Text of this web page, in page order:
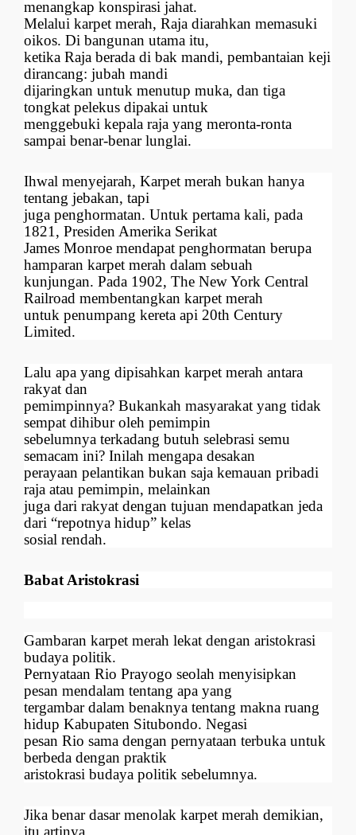
menangkap konspirasi jahat.
Melalui karpet merah, Raja diarahkan memasuki
oikos. Di bangunan utama itu,
ketika Raja berada di bak mandi, pembantaian keji
dirancang: jubah mandi
dijaringkan untuk menutup muka, dan tiga
tongkat pelekus dipakai untuk
menggebuki kepala raja yang meronta-ronta
sampai benar-benar lunglai.
Ihwal menyejarah, Karpet merah bukan hanya
tentang jebakan, tapi
juga penghormatan. Untuk pertama kali, pada
1821, Presiden Amerika Serikat
James Monroe mendapat penghormatan berupa
hamparan karpet merah dalam sebuah
kunjungan. Pada 1902, The New York Central
Railroad membentangkan karpet merah
untuk penumpang kereta api 20th Century
Limited.
Lalu apa yang dipisahkan karpet merah antara
rakyat dan
pemimpinnya? Bukankah masyarakat yang tidak
sempat dihibur oleh pemimpin
sebelumnya terkadang butuh selebrasi semu
semacam ini? Inilah mengapa desakan
perayaan pelantikan bukan saja kemauan pribadi
raja atau pemimpin, melainkan
juga dari rakyat dengan tujuan mendapatkan jeda
dari “repotnya hidup” kelas
sosial rendah.
Babat Aristokrasi
Gambaran karpet merah lekat dengan aristokrasi
budaya politik.
Pernyataan Rio Prayogo seolah menyisipkan
pesan mendalam tentang apa yang
tergambar dalam benaknya tentang makna ruang
hidup Kabupaten Situbondo. Negasi
pesan Rio sama dengan pernyataan terbuka untuk
berbeda dengan praktik
aristokrasi budaya politik sebelumnya.
Jika benar dasar menolak karpet merah demikian,
itu artinya